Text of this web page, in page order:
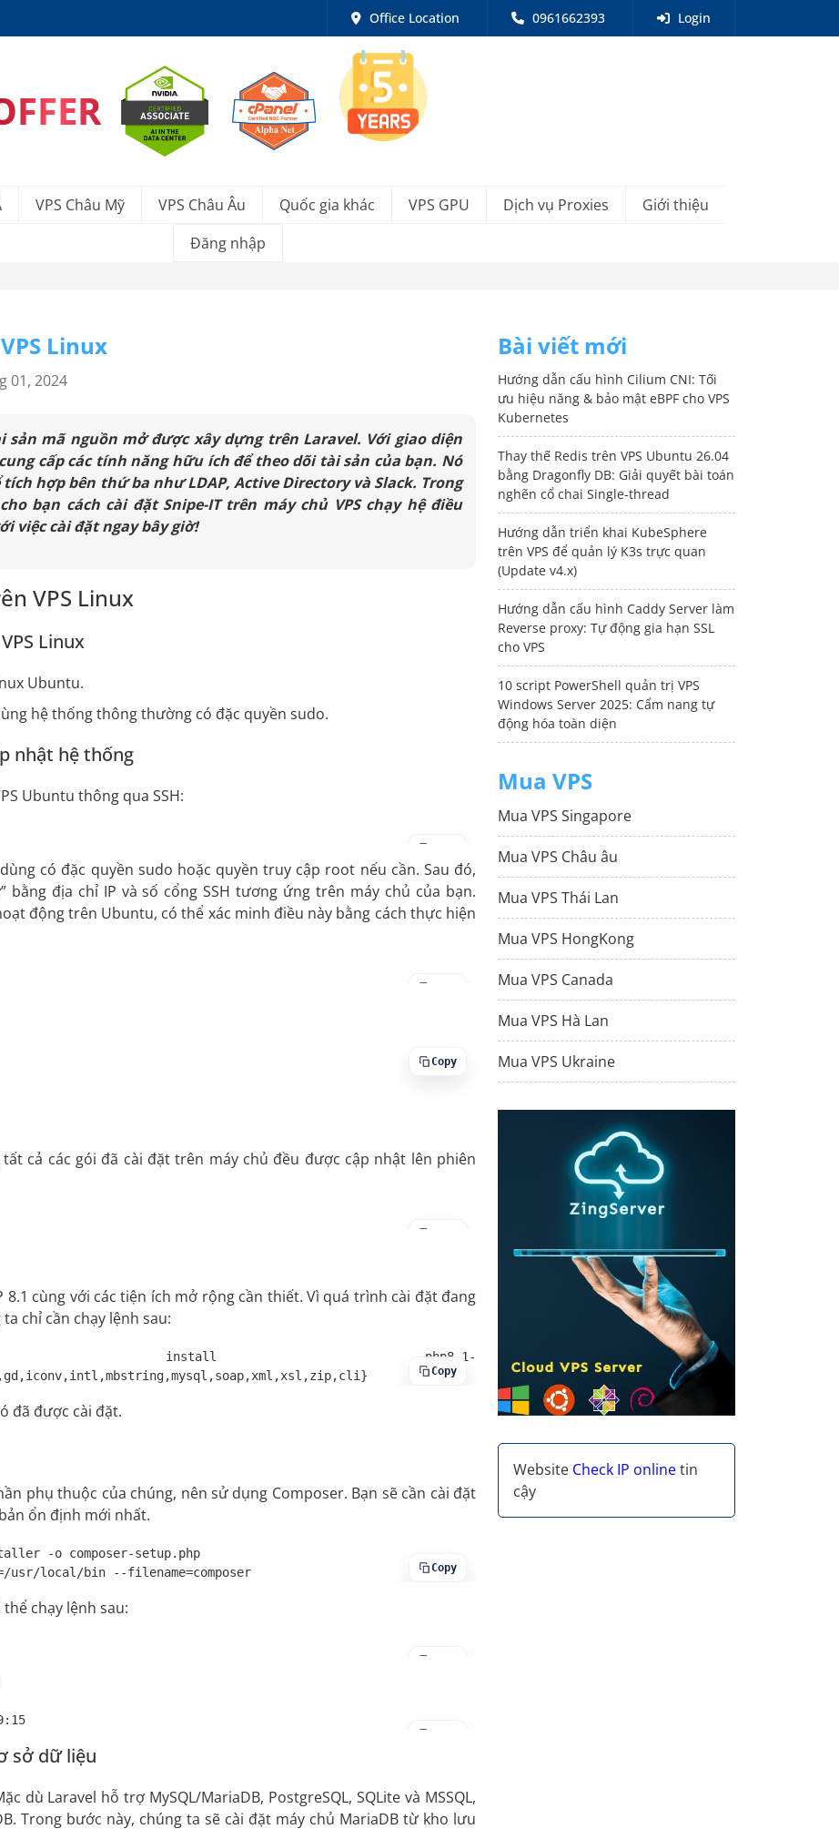
Office Location 0961662393 Login
VPS Châu Mỹ VPS Châu Âu Quốc gia khác VPS GPU Dịch vụ Proxies
Giới thiệu
Đăng nhập
Linux
01, 2024
sản mã nguồn mở được xây dựng trên Laravel. Với giao diện
cấp các tính năng hữu ích để theo dõi tài sản của bạn. Nó
tích hợp bên thứ ba như LDAP, Active Directory và Slack. Trong
bạn cách cài đặt Snipe-IT trên máy chủ VPS chạy hệ điều
việc cài đặt ngay bây giờ!
VPS Linux
Linux
Ubuntu.
hệ thống thông thường có đặc quyền sudo.
nhật hệ thống
Ubuntu thông qua SSH:
có đặc quyền sudo hoặc quyền truy cập root nếu cần. Sau đó,
” bằng địa chỉ IP và số cổng SSH tương ứng trên máy chủ của bạn.
động trên Ubuntu, có thể xác minh điều này bằng cách thực hiện
Copy
cả các gói đã cài đặt trên máy chủ đều được cập nhật lên phiên
cùng với các tiện ích mở rộng cần thiết. Vì quá trình cài đặt đang
chỉ cần chạy lệnh sau:
php8.1-
Copy
đã được cài đặt.
phụ thuộc của chúng, nên sử dụng Composer. Bạn sẽ cần cài đặt
ổn định mới nhất.
-o composer-setup.php
local/bin --filename=composer
Copy
chạy lệnh sau:
sở dữ liệu
dù Laravel hỗ trợ MySQL/MariaDB, PostgreSQL, SQLite và MSSQL,
Trong bước này, chúng ta sẽ cài đặt máy chủ MariaDB từ kho lưu
Bài viết mới
Hướng dẫn cấu hình Cilium CNI: Tối
ưu hiệu năng & bảo mật eBPF cho VPS
Kubernetes
Thay thế Redis trên VPS Ubuntu 26.04
bằng Dragonfly DB: Giải quyết bài toán
nghẽn cổ chai Single-thread
Hướng dẫn triển khai KubeSphere
trên VPS để quản lý K3s trực quan
(Update v4.x)
Hướng dẫn cấu hình Caddy Server làm
Reverse proxy: Tự động gia hạn SSL
cho VPS
10 script PowerShell quản trị VPS
Windows Server 2025: Cẩm nang tự
động hóa toàn diện
Mua VPS
Mua VPS Singapore
Mua VPS Châu âu
Mua VPS Thái Lan
Mua VPS HongKong
Mua VPS Canada
Mua VPS Hà Lan
Mua VPS Ukraine
Website Check IP onlinetin
cậy